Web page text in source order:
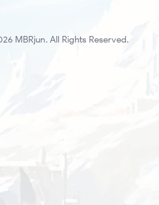
MBRjun. All Rights Reserved.